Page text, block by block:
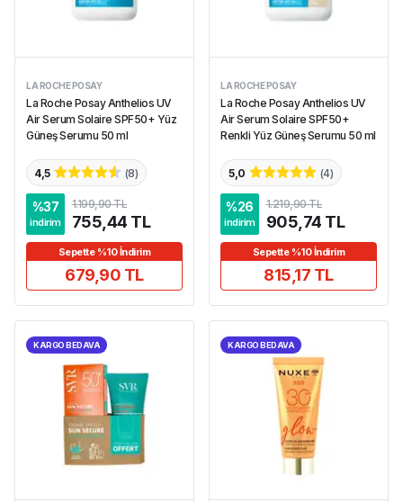
LA ROCHE POSAY
La Roche Posay Anthelios UV
Air Serum Solaire SPF50+ Yüz
Güneş Serumu 50 ml
4,5 (8)
%37
indirim
1.199,90 TL
755,44 TL
Sepette %10 İndirim
679,90 TL
LA ROCHE POSAY
La Roche Posay Anthelios UV
Air Serum Solaire SPF50+
Renkli Yüz Güneş Serumu 50 ml
5,0 (4)
%26
indirim
1.219,90 TL
905,74 TL
Sepette %10 İndirim
815,17 TL
KARGO BEDAVA KARGO BEDAVA